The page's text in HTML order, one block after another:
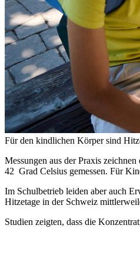
Für den kindlichen Körper sind
Messungen aus der Praxis
42 Grad Celsius gemessen. Für
Im Schulbetrieb leiden aber auch
Hitzetage in der Schweiz
Studien zeigten, dass die